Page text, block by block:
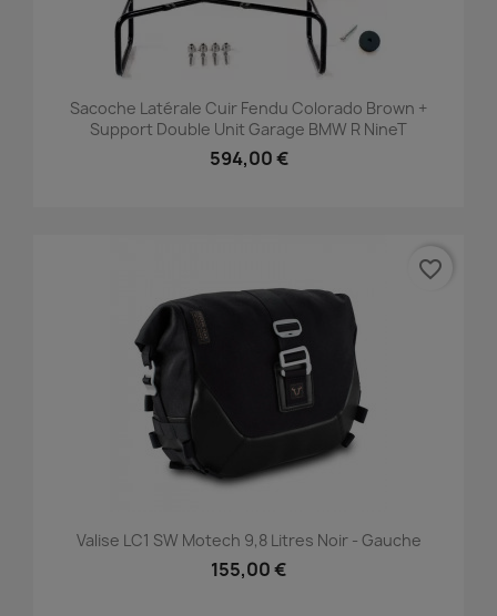
Sacoche Latérale Cuir Fendu Colorado Brown +
Support Double Unit Garage BMW R NineT
594,00 €
Valise LC1 SW Motech 9,8 Litres Noir - Gauche
155,00 €
favorite_border